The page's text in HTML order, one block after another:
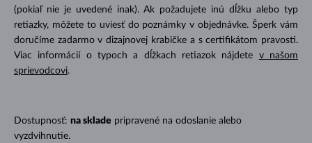
(pokiaľ nie je uvedené inak). Ak požadujete inú dĺžku alebo typ
retiazky, môžete to uviesť do poznámky v objednávke. Šperk vám
doručíme zadarmo v dizajnovej krabičke a s certifikátom pravosti.
Viac informácií o typoch a dĺžkach retiazok nájdete v našom
sprievodcovi.
Dostupnosť: na sklade pripravené na odoslanie alebo
vyzdvihnutie.